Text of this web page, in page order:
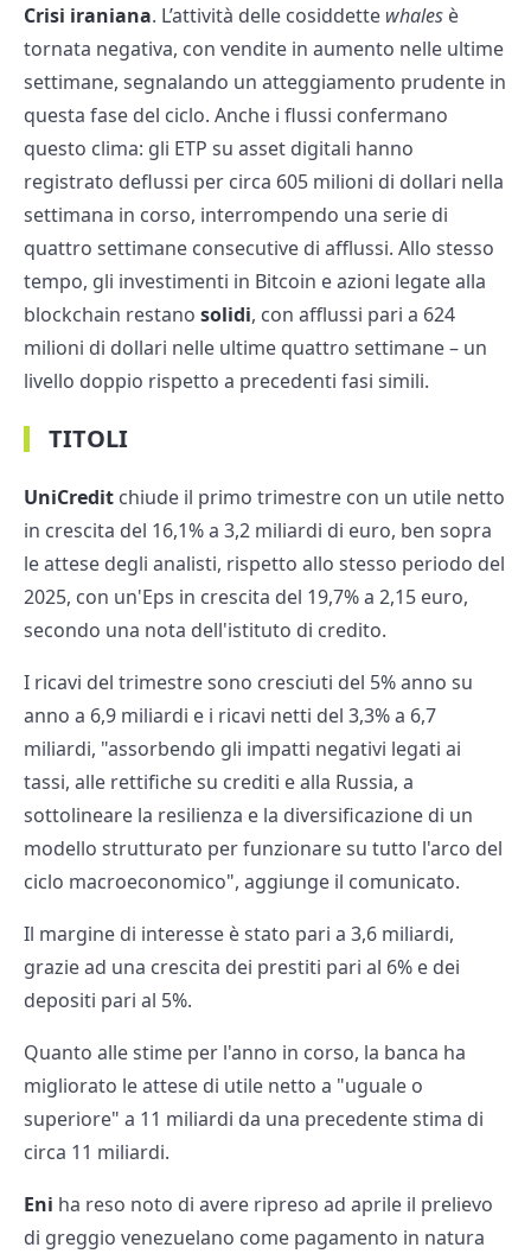
Crisi iraniana. L’attività delle cosiddette whales è
tornata negativa, con vendite in aumento nelle ultime
settimane, segnalando un atteggiamento prudente in
questa fase del ciclo. Anche i flussi confermano
questo clima: gli ETP su asset digitali hanno
registrato deflussi per circa 605 milioni di dollari nella
settimana in corso, interrompendo una serie di
quattro settimane consecutive di afflussi. Allo stesso
tempo, gli investimenti in Bitcoin e azioni legate alla
blockchain restano solidi, con afflussi pari a 624
milioni di dollari nelle ultime quattro settimane – un
livello doppio rispetto a precedenti fasi simili.
TITOLI
UniCredit chiude il primo trimestre con un utile netto
in crescita del 16,1% a 3,2 miliardi di euro, ben sopra
le attese degli analisti, rispetto allo stesso periodo del
2025, con un'Eps in crescita del 19,7% a 2,15 euro,
secondo una nota dell'istituto di credito.
I ricavi del trimestre sono cresciuti del 5% anno su
anno a 6,9 miliardi e i ricavi netti del 3,3% a 6,7
miliardi, "assorbendo gli impatti negativi legati ai
tassi, alle rettifiche su crediti e alla Russia, a
sottolineare la resilienza e la diversificazione di un
modello strutturato per funzionare su tutto l'arco del
ciclo macroeconomico", aggiunge il comunicato.
Il margine di interesse è stato pari a 3,6 miliardi,
grazie ad una crescita dei prestiti pari al 6% e dei
depositi pari al 5%.
Quanto alle stime per l'anno in corso, la banca ha
migliorato le attese di utile netto a "uguale o
superiore" a 11 miliardi da una precedente stima di
circa 11 miliardi.
Eni ha reso noto di avere ripreso ad aprile il prelievo
di greggio venezuelano come pagamento in natura